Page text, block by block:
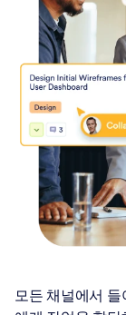
모든 채널에서